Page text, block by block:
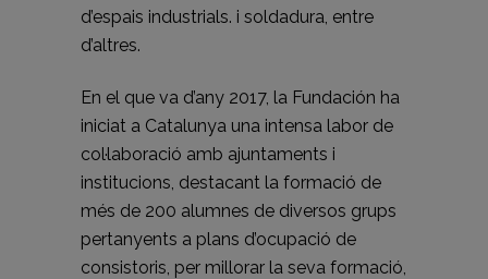
d’espais industrials. i soldadura, entre
d’altres.
En el que va d’any 2017, la Fundación ha
iniciat a Catalunya una intensa labor de
col·laboració amb ajuntaments i
institucions, destacant la formació de
més de 200 alumnes de diversos grups
pertanyents a plans d’ocupació de
consistoris, per millorar la seva formació,